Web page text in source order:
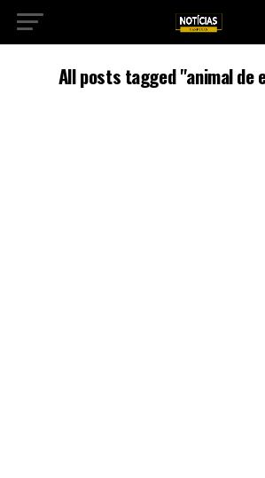
All posts tagged "animal de